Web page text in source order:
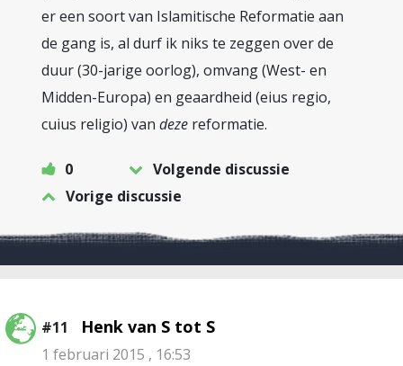
er een soort van Islamitische Reformatie aan
de gang is, al durf ik niks te zeggen over de
duur (30-jarige oorlog), omvang (West- en
Midden-Europa) en geaardheid (eius regio,
cuius religio) van deze reformatie.
0
Volgende discussie
Vorige discussie
#11 Henk van S tot S
1 februari 2015 , 16:53